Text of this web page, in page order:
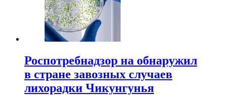
Роспотребнадзор на обнаружил
в стране завозных случаев
лихорадки Чикунгунья